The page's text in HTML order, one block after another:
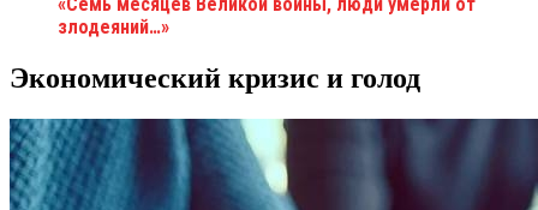
«Семь месяцев Великой войны, люди умерли от
злодеяний…»
Экономический кризис и голод